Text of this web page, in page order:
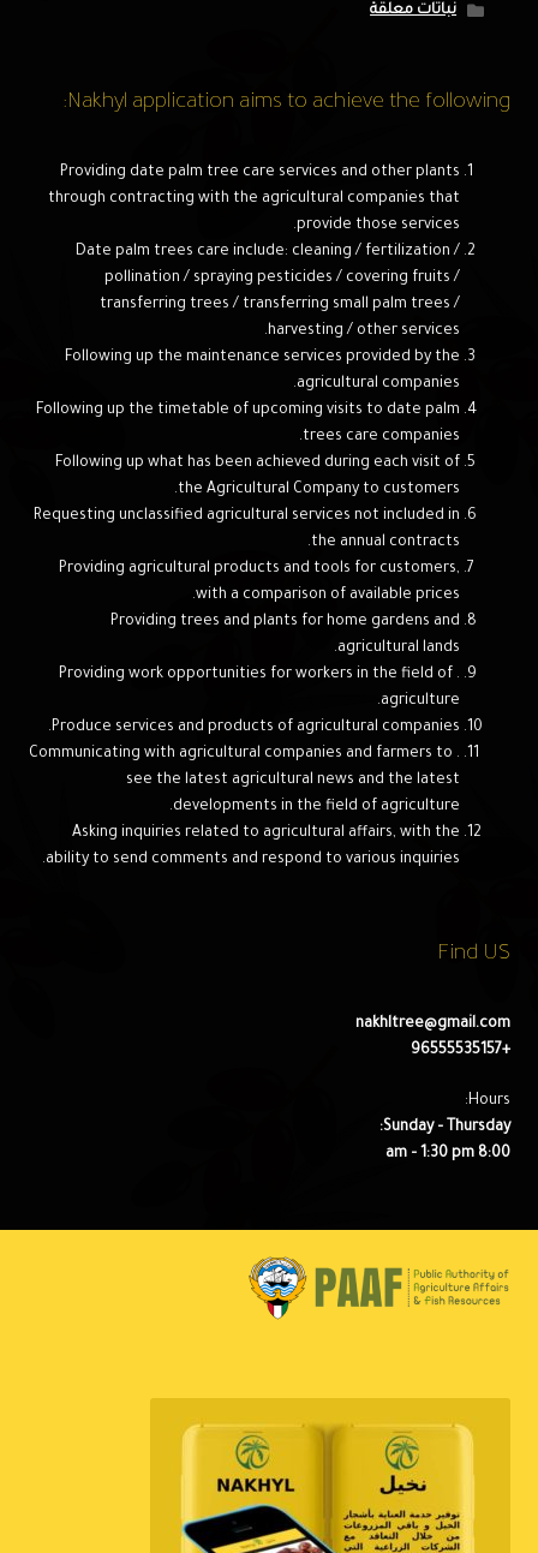
نباتات معلقة
Nakhyl application aims to achieve the following:
Providing date palm tree care services and other plants
through contracting with the agricultural companies that
provide those services.
Date palm trees care include: cleaning / fertilization /
pollination / spraying pesticides / covering fruits /
transferring trees / transferring small palm trees /
harvesting / other services.
Following up the maintenance services provided by the
agricultural companies.
Following up the timetable of upcoming visits to date palm
trees care companies.
Following up what has been achieved during each visit of
the Agricultural Company to customers.
Requesting unclassified agricultural services not included in
the annual contracts.
Providing agricultural products and tools for customers,
with a comparison of available prices.
Providing trees and plants for home gardens and
agricultural lands.
. Providing work opportunities for workers in the field of
agriculture.
Produce services and products of agricultural companies.
. Communicating with agricultural companies and farmers to
see the latest agricultural news and the latest
developments in the field of agriculture.
Asking inquiries related to agricultural affairs, with the
ability to send comments and respond to various inquiries.
Find US
nakhltree@gmail.com
+96555535157
Hours:
Sunday – Thursday:
8:00 am – 1:30 pm